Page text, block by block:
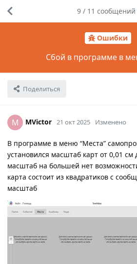
Ошибки
Сбой в программе в
Поделиться
9/ 11 сообщений
M MVictor 21 окт 2025 Изменено
В программе в меню “Места”
установился масштаб карт от 0,01
масштаб на большей нет
карта состоит из квадратиков с
масштаб